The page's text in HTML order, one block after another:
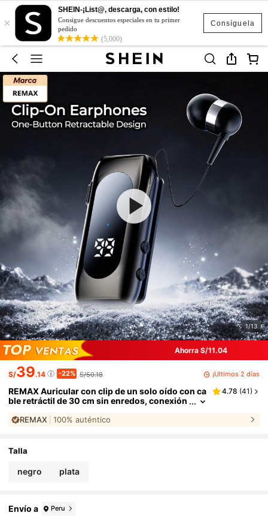
Consíguela
×
SHEIN-¡List@, descarga, con estilo!
Consigue descuentos especiales en tu primer
pedido
(5,000)
1/13
Ahorra S/11.04
S/39.14 -22% S/50.18 ¡Últimos 2 días
REMAX Auricular con clip de un solo oído con ca
ble retráctil de 30 cm sin enredos, conexión
de ruido ENC, batería de 20 horas y pantalla, co
s para juegos, auriculares deportivos
4.78 (41)
REMAX 100% auténtico
Talla
negro plata
Envío a Peru